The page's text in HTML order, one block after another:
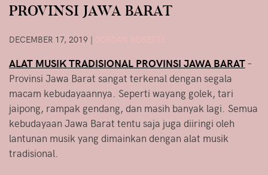
PROVINSI JAWA BARAT
DECEMBER 17, 2019 | JORDAN ROBERTS
ALAT MUSIK TRADISIONAL PROVINSI JAWA BARAT–
Provinsi Jawa Barat sangat terkenal dengan segala
macam kebudayaannya. Seperti wayang golek, tari
jaipong, rampak gendang, dan masih banyak lagi. Semua
kebudayaan Jawa Barat tentu saja juga diiringi oleh
lantunan musik yang dimainkan dengan alat musik
tradisional.